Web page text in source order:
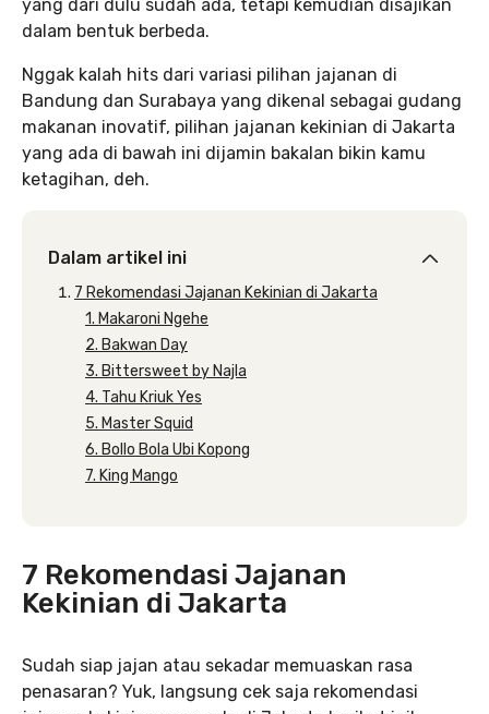
yang dari dulu sudah ada, tetapi kemudian disajikan
dalam bentuk berbeda.
Nggak kalah hits dari variasi pilihan jajanan di
Bandung dan Surabaya yang dikenal sebagai gudang
makanan inovatif, pilihan jajanan kekinian di Jakarta
yang ada di bawah ini dijamin bakalan bikin kamu
ketagihan, deh.
Dalam artikel ini
7 Rekomendasi Jajanan Kekinian di Jakarta
1. Makaroni Ngehe
2. Bakwan Day
3. Bittersweet by Najla
4. Tahu Kriuk Yes
5. Master Squid
6. Bollo Bola Ubi Kopong
7. King Mango
7 Rekomendasi Jajanan
Kekinian di Jakarta
Sudah siap jajan atau sekadar memuaskan rasa
penasaran? Yuk, langsung cek saja rekomendasi